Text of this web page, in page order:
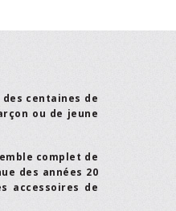
des centaines de
ou de jeune
complet de
des années 20
accessoires de